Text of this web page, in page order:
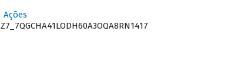
Ações
Z7_7QGCHA41LODH60A3OQA8RN1417